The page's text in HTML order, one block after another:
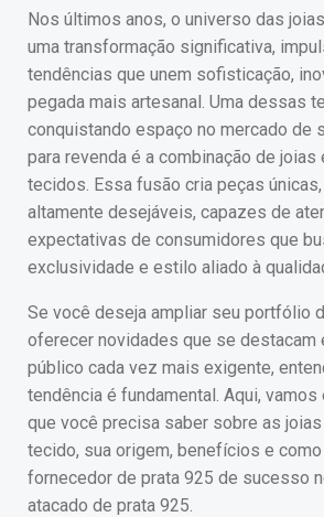
Nos últimos anos, o universo das
uma transformação significativa,
tendências que unem sofisticação,
pegada mais artesanal. Uma dessas
conquistando espaço no mercado de
para revenda é a combinação de joias
tecidos. Essa fusão cria peças
altamente desejáveis, capazes de
expectativas de consumidores que
exclusividade e estilo aliado à
Se você deseja ampliar seu portfólio
oferecer novidades que se destacam
público cada vez mais exigente,
tendência é fundamental. Aqui, vamos
que você precisa saber sobre as
tecido, sua origem, benefícios e
fornecedor de prata 925 de sucesso
atacado de prata 925.